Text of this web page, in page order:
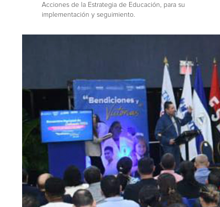
Acciones de la Estrategia de Educación, para su
implementación y seguimiento.